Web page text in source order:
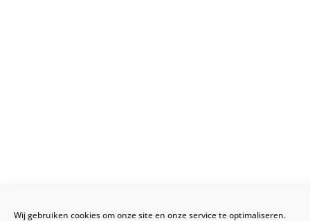
Wij gebruiken cookies om onze site en onze service te optimaliseren.